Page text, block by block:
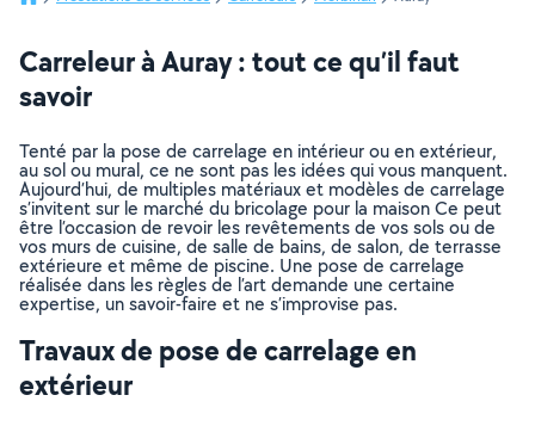
Carreleur à Auray : tout ce qu’il faut
savoir
Tenté par la pose de carrelage en intérieur ou en extérieur,
au sol ou mural, ce ne sont pas les idées qui vous manquent.
Aujourd’hui, de multiples matériaux et modèles de carrelage
s’invitent sur le marché du bricolage pour la maison Ce peut
être l’occasion de revoir les revêtements de vos sols ou de
vos murs de cuisine, de salle de bains, de salon, de terrasse
extérieure et même de piscine. Une pose de carrelage
réalisée dans les règles de l’art demande une certaine
expertise, un savoir-faire et ne s’improvise pas.
Travaux de pose de carrelage en
extérieur